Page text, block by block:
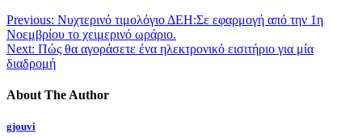
Previous: Νυχτερινό τιμολόγιο ΔΕΗ:Σε εφαρμογή από την 1η
Νοεμβρίου το χειμερινό ωράριο.
Next: Πώς θα αγοράσετε ένα ηλεκτρονικό εισιτήριο για μία
διαδρομή
About The Author
gjouvi